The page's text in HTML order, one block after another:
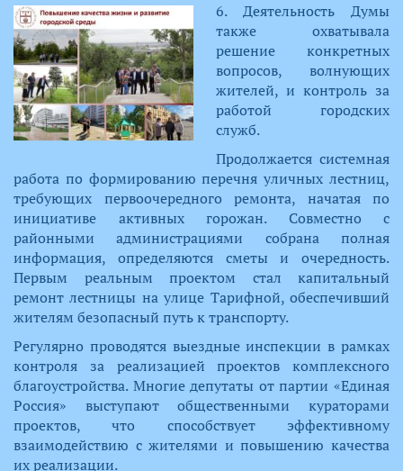
​6. Деятельность Думы
также охватывала
решение конкретных
вопросов, волнующих
жителей, и контроль за
работо​й городских
служб.
Продолжается системная
работа по формированию перечня уличных лестниц,
требующих первоочередного ремонта, начатая по
инициативе активных горожан. Совместно с
районными администрациями собрана полная
информация, определяются сметы и очередность.
Первым реальным проектом стал капитальный
ремонт лестницы на улице Тарифной, обеспечивший
жителям безопасный путь к транспорту.
Регулярно проводятся выездные инспекции в рамках
контроля за реализацией проектов комплексного
благоустройства. Многие депутаты от партии «Единая
Россия» выступают общественными кураторами
проектов, что способствует эффективному
взаимодействию с жителями и повышению качества
их реализации.